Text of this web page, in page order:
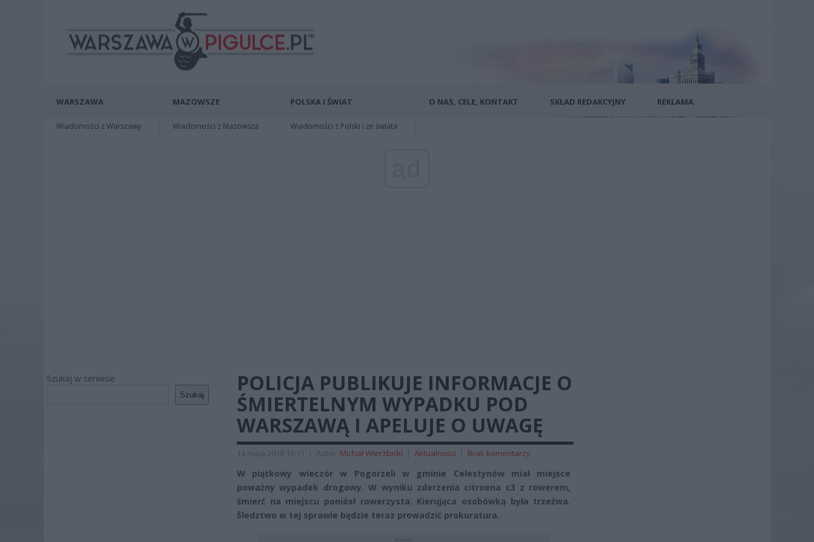
WARSZAWA
Wiadomości z Warszawy
MAZOWSZE
Wiadomości z Mazowsza
POLSKA I ŚWIAT
Wiadomości z Polski i ze świata
O NAS, CELE, KONTAKT SKŁAD REDAKCYJNY REKLAMA
Szukaj w serwisie
Szukaj
POLICJA PUBLIKUJE INFORMACJE O
ŚMIERTELNYM WYPADKU POD
WARSZAWĄ I APELUJE O UWAGĘ
14 maja 2018 16:11 | Autor: Michał Wierzbicki | Aktualności | Brak komentarzy
W piątkowy wieczór w Pogorzeli w gminie Celestynów miał miejsce
poważny wypadek drogowy. W wyniku zderzenia citroena c3 z rowerem,
śmierć na miejscu poniósł rowerzysta. Kierująca osobówką była trzeźwa.
Śledztwo w tej sprawie będzie teraz prowadzić prokuratura.